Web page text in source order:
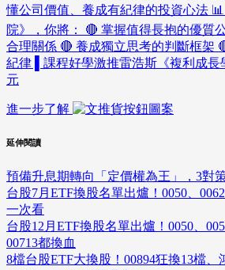
懂公司價值、養成有紀律的投資心法
院》，你將： 🔴 掌握值得長抱的優質
合理關係 🔴 養成獨立思考的判斷框架
紀律 ▌課程好學激推雷浩斯《複利成
元
進一步了解
延伸閱讀
預備升息期轉向「定價權為王」，3對
台股7月ETF換股名單出爐！0050、
一次看
台股12月ETF換股名單出爐！0050、
00713都換血
8檔台股ETF大換股！00894狂換13檔、